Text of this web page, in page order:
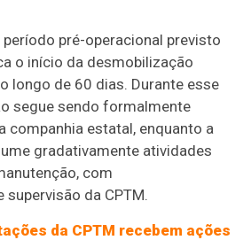
pré-operacional previsto
o início da desmobilização
longo de 60 dias. Durante esse
segue sendo formalmente
companhia estatal, enquanto a
gradativamente atividades
com
da CPTM.
da CPTM recebem ações